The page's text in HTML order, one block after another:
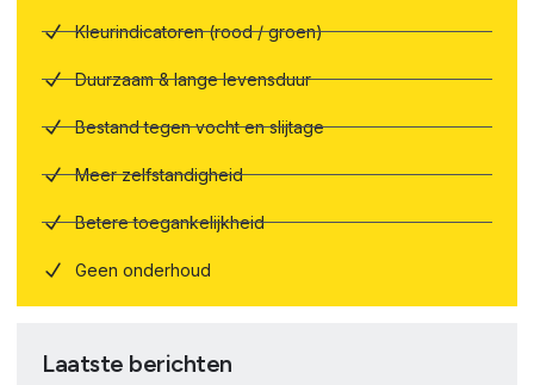
Kleurindicatoren (rood / groen)
Duurzaam & lange levensduur
Bestand tegen vocht en slijtage
Meer zelfstandigheid
Betere toegankelijkheid
Geen onderhoud
Laatste berichten